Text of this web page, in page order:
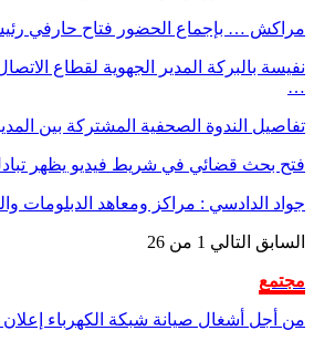
مراكش … بإجماع الحضور فتاح حارفي
نفيسة بالبركة المدير الجهوية لقطاع
…
تفاصيل الندوة الصحفية المشتركة بين
فتح بحث قضائي في شريط فيديو يظهر
جواد الدادسي : مراكز ومعاهد الدبلومات
السابق التالي 1 من 26
مجتمع
من أجل أشغال صيانة شبكة الكهرباء